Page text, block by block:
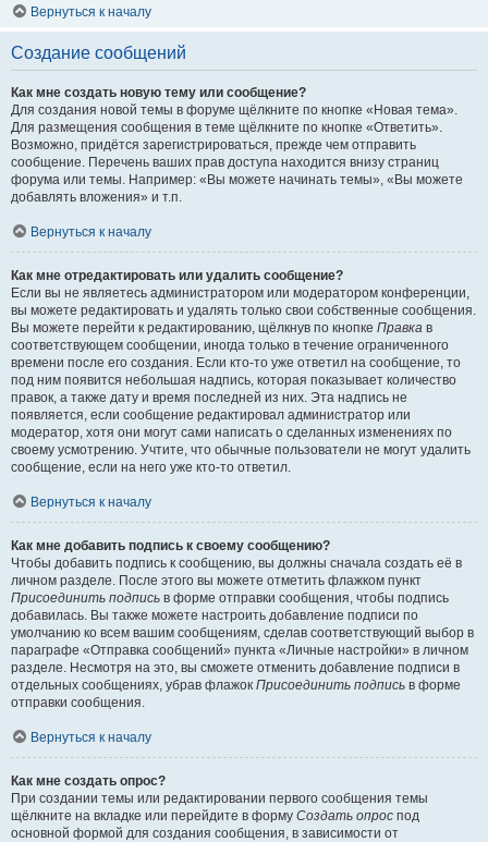
Вернуться к началу
Создание сообщений
Как мне создать новую тему или сообщение?
Для создания новой темы в форуме щёлкните по кнопке «Новая тема».
Для размещения сообщения в теме щёлкните по кнопке «Ответить».
Возможно, придётся зарегистрироваться, прежде чем отправить
сообщение. Перечень ваших прав доступа находится внизу страниц
форума или темы. Например: «Вы можете начинать темы», «Вы можете
добавлять вложения» и т.п.
Вернуться к началу
Как мне отредактировать или удалить сообщение?
Если вы не являетесь администратором или модератором конференции,
вы можете редактировать и удалять только свои собственные сообщения.
Вы можете перейти к редактированию, щёлкнув по кнопке Правка в
соответствующем сообщении, иногда только в течение ограниченного
времени после его создания. Если кто-то уже ответил на сообщение, то
под ним появится небольшая надпись, которая показывает количество
правок, а также дату и время последней из них. Эта надпись не
появляется, если сообщение редактировал администратор или
модератор, хотя они могут сами написать о сделанных изменениях по
своему усмотрению. Учтите, что обычные пользователи не могут удалить
сообщение, если на него уже кто-то ответил.
Вернуться к началу
Как мне добавить подпись к своему сообщению?
Чтобы добавить подпись к сообщению, вы должны сначала создать её в
личном разделе. После этого вы можете отметить флажком пункт
Присоединить подпись в форме отправки сообщения, чтобы подпись
добавилась. Вы также можете настроить добавление подписи по
умолчанию ко всем вашим сообщениям, сделав соответствующий выбор в
параграфе «Отправка сообщений» пункта «Личные настройки» в личном
разделе. Несмотря на это, вы сможете отменить добавление подписи в
отдельных сообщениях, убрав флажок Присоединить подпись в форме
отправки сообщения.
Вернуться к началу
Как мне создать опрос?
При создании темы или редактировании первого сообщения темы
щёлкните на вкладке или перейдите в форму Создать опрос под
основной формой для создания сообщения, в зависимости от